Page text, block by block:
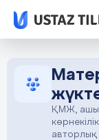
ҚМЖ,